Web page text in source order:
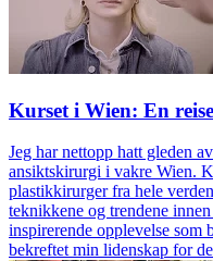
Kurset i Wien: En
Jeg har nettopp hatt gleden
ansiktskirurgi i vakre Wien.
plastikkirurger fra hele
teknikkene og trendene
inspirerende opplevelse som
bekreftet min lidenskap for